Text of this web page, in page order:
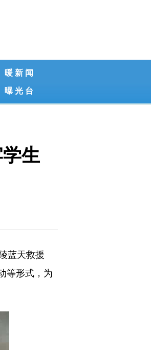
暖 新 闻
曝 光 台
生
蓝天救援
等形式，为